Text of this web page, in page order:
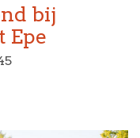
bij
Epe